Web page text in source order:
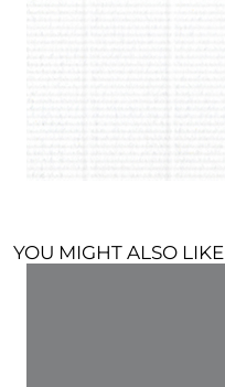
YOU MIGHT ALSO LIKE